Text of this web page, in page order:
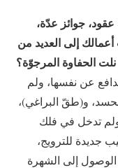
جوائز عدّة،
إلى العديد من
الحفاوة المرجوّة؟
عن نفسها، ولم
و(طقّ البراغي)،
ولم تدخل في فلك
جديدة للترويج،
الوصول إلى الشهرة